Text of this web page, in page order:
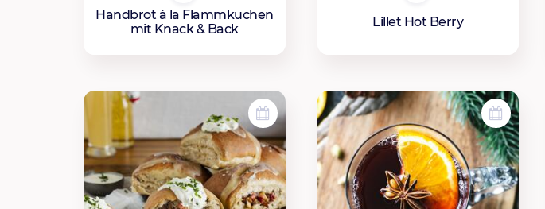
Handbrot à la Flammkuchen
mit Knack & Back
Lillet Hot Berry